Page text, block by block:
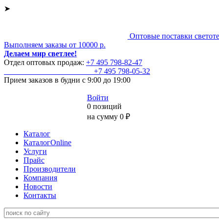
➤
Оптовые поставки
Выполняем заказы от 10000 р.
Делаем мир светлее!
Отдел оптовых продаж: +7 495 798-82-47
+7 495 798-05-32
Прием заказов в будни с 9:00 до 19:00
Войти
0 позиций
на сумму 0 ₽
Каталог
КаталогOnline
Услуги
Прайс
Производители
Компания
Новости
Контакты